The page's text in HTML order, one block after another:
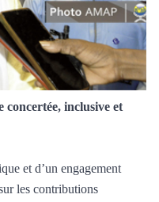
concertée, inclusive et
et d’un engagement
les contributions